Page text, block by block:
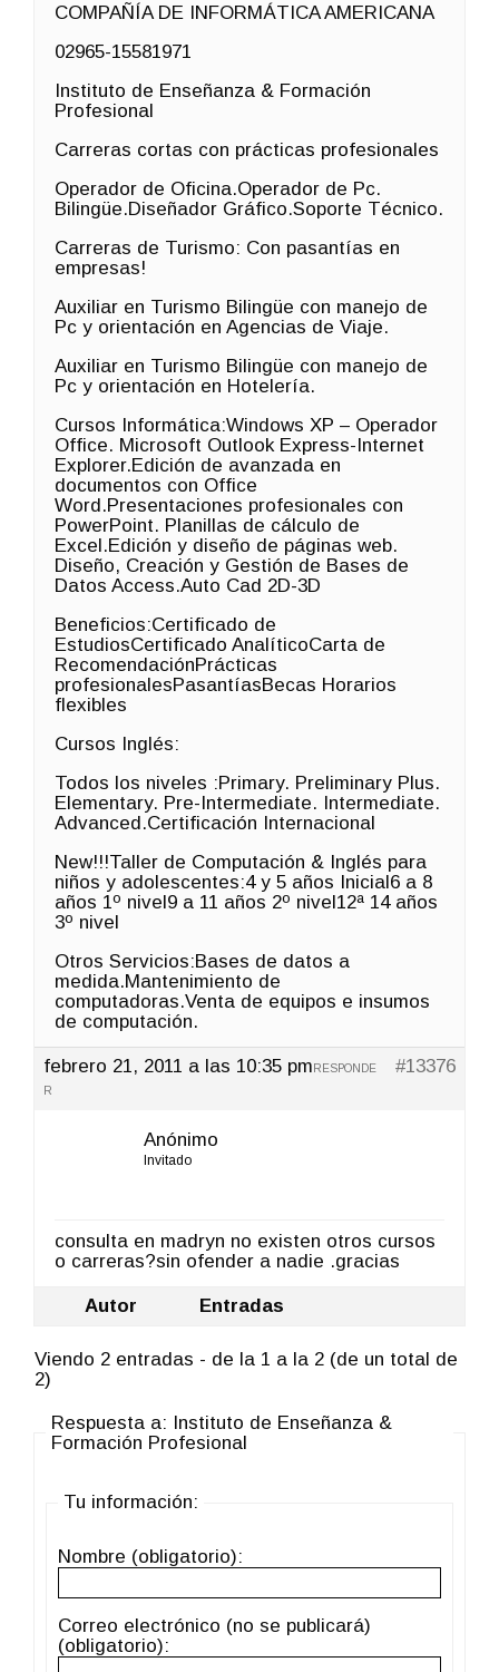
COMPAÑÍA DE INFORMÁTICA AMERICANA
02965-15581971
Instituto de Enseñanza & Formación
Profesional
Carreras cortas con prácticas profesionales
Operador de Oficina.Operador de Pc.
Bilingüe.Diseñador Gráfico.Soporte Técnico.
Carreras de Turismo: Con pasantías en
empresas!
Auxiliar en Turismo Bilingüe con manejo de
Pc y orientación en Agencias de Viaje.
Auxiliar en Turismo Bilingüe con manejo de
Pc y orientación en Hotelería.
Cursos Informática:Windows XP – Operador
Office. Microsoft Outlook Express-Internet
Explorer.Edición de avanzada en
documentos con Office
Word.Presentaciones profesionales con
PowerPoint. Planillas de cálculo de
Excel.Edición y diseño de páginas web.
Diseño, Creación y Gestión de Bases de
Datos Access.Auto Cad 2D-3D
Beneficios:Certificado de
EstudiosCertificado AnalíticoCarta de
RecomendaciónPrácticas
profesionalesPasantíasBecas Horarios
flexibles
Cursos Inglés:
Todos los niveles :Primary. Preliminary Plus.
Elementary. Pre-Intermediate. Intermediate.
Advanced.Certificación Internacional
New!!!Taller de Computación & Inglés para
niños y adolescentes:4 y 5 años Inicial6 a 8
años 1º nivel9 a 11 años 2º nivel12ª 14 años
3º nivel
Otros Servicios:Bases de datos a
medida.Mantenimiento de
computadoras.Venta de equipos e insumos
de computación.
febrero 21, 2011 a las 10:35 pm #13376
RESPONDE
R
Anónimo
Invitado
consulta en madryn no existen otros cursos
o carreras?sin ofender a nadie .gracias
Autor Entradas
Viendo 2 entradas - de la 1 a la 2 (de un total de
2)
Respuesta a: Instituto de Enseñanza &
Formación Profesional
Tu información:
Nombre (obligatorio):
Correo electrónico (no se publicará)
(obligatorio):